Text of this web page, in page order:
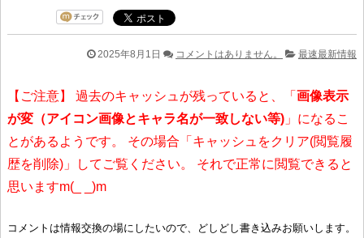
2025年8月1日 コメントはありません。 最速最新情報
【ご注意】 過去のキャッシュが残っていると、「 画像表示
が変（アイコン画像とキャラ名が一致しない等) 」になるこ
とがあるようです。 その場合「キャッシュをクリア(閲覧履
歴を削除)」してご覧ください。 それで正常に閲覧できると
思いますm(_ _)m
コメントは情報交換の場にしたいので、どしどし書き込みお願いします。